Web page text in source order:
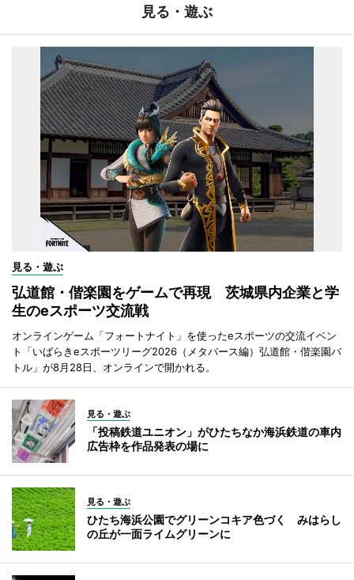
見る・遊ぶ
見る・遊ぶ
弘道館・偕楽園をゲームで再現 茨城県内企業と学
生のeスポーツ交流戦
オンラインゲーム「フォートナイト」を使ったeスポーツの交流イベン
ト「いばらきeスポーツリーグ2026（メタバース編）弘道館・偕楽園バ
トル」が8月28日、オンラインで開かれる。
見る・遊ぶ
「投稿鉄道ユニオン」がひたちなか海浜鉄道の車内
広告枠を作品発表の場に
見る・遊ぶ
ひたち海浜公園でグリーンコキア色づく みはらし
の丘が一面ライムグリーンに